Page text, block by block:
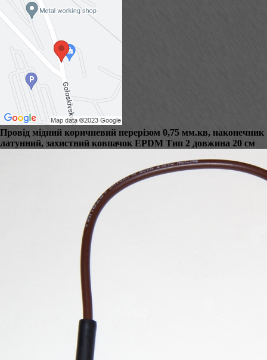
Провід мідний коричневий перерізом 0,75 мм.кв, наконечник
латунний, захистний ковпачок EPDM Тип 2 довжина 20 см